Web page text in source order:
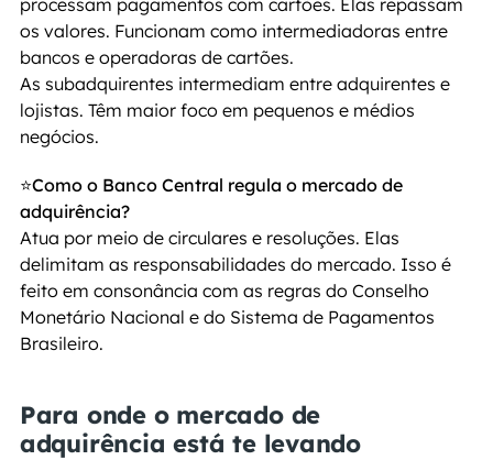
processam pagamentos com cartões. Elas repassam
os valores. Funcionam como intermediadoras entre
bancos e operadoras de cartões.
As subadquirentes intermediam entre adquirentes e
lojistas. Têm maior foco em pequenos e médios
negócios.
⭐Como o Banco Central regula o mercado de
adquirência?
Atua por meio de circulares e resoluções. Elas
delimitam as responsabilidades do mercado. Isso é
feito em consonância com as regras do Conselho
Monetário Nacional e do Sistema de Pagamentos
Brasileiro.
Para onde o mercado de
adquirência está te levando